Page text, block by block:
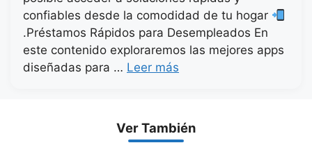
confiables desde la comodidad de tu hogar
.Préstamos Rápidos para Desempleados En
este contenido exploraremos las mejores apps
diseñadas para … Leer más
Ver También